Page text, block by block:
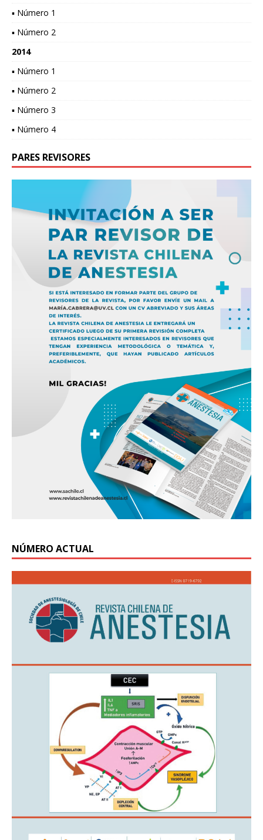
▪ Número 1
▪ Número 2
2014
▪ Número 1
▪ Número 2
▪ Número 3
▪ Número 4
PARES REVISORES
NÚMERO ACTUAL